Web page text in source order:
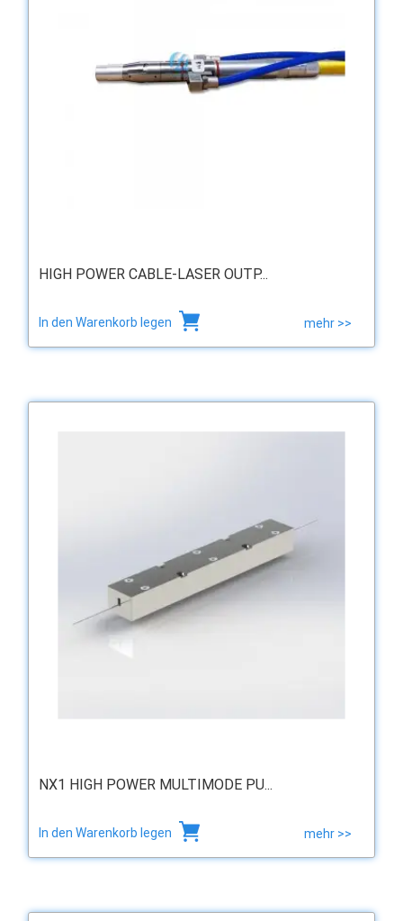
HIGH POWER CABLE-LASER OUTP...
In den Warenkorb legen mehr >>
NX1 HIGH POWER MULTIMODE PU...
In den Warenkorb legen mehr >>